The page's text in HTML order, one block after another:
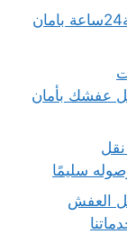
نقل عفش من الرياض الى القصيم خدمة24ساعة بامان
بـ20%خصم لنقل عفشك بأمان
سليمًا
العفش